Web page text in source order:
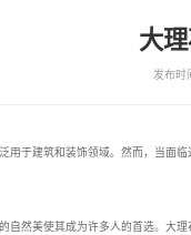
大
发布时
用于建筑和装饰领域。然而，当面
自然美使其成为许多人的首选。大